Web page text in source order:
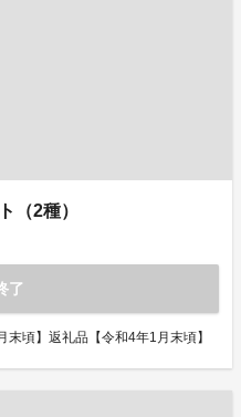
（2種）
了
頃】返礼品【令和4年1月末頃】